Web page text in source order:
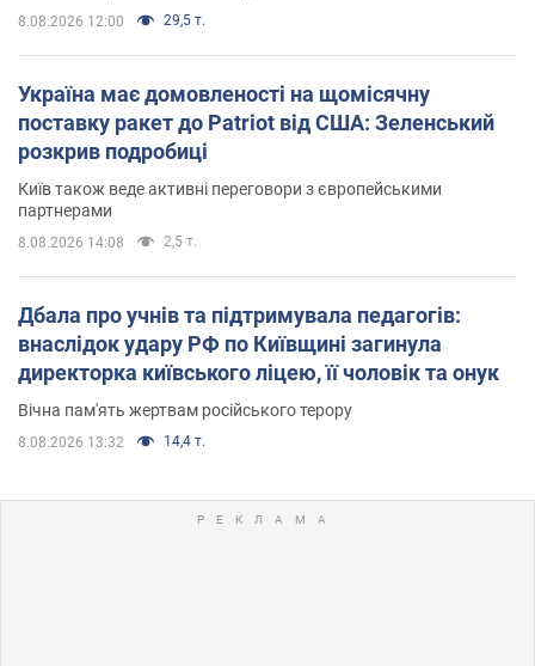
8.08.2026 12:00 29,5 т.
Україна має домовленості на щомісячну
поставку ракет до Patriot від США: Зеленський
розкрив подробиці
Київ також веде активні переговори з європейськими
партнерами
8.08.2026 14:08 2,5 т.
Дбала про учнів та підтримувала педагогів:
внаслідок удару РФ по Київщині загинула
директорка київського ліцею, її чоловік та онук
Вічна пам'ять жертвам російського терору
8.08.2026 13:32 14,4 т.